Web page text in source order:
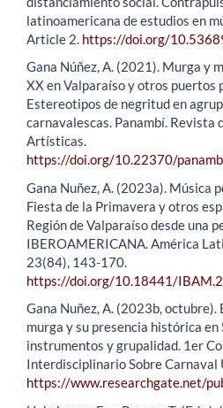
latinoamericana de estudios en
Article 2. https://doi.org/
Gana Núñez, A. (2021). Murga y
XX en Valparaíso y otros puertos
Estereotipos de negritud en
carnavalescas. Panambí. Revista
Artísticas.
https://doi.org/10.22370/
Gana Nuñez, A. (2023a). Música
Fiesta de la Primavera y otros
Región de Valparaíso desde una
IBEROAMERICANA. América
23(84), 143-170.
https://doi.org/10.18441/
Gana Nuñez, A. (2023b,
murga y su presencia histórica
instrumentos y grupalidad. 1er
Interdisciplinario Sobre Carnaval
https://www.researchgate.net/